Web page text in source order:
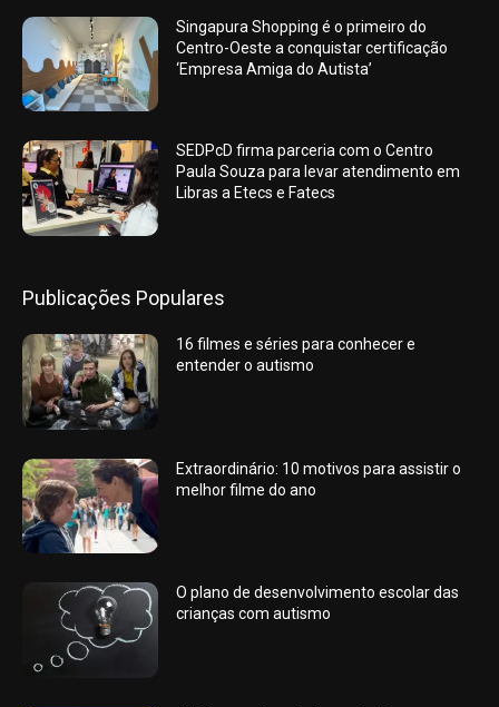
Singapura Shopping é o primeiro do
Centro-Oeste a conquistar certificação
‘Empresa Amiga do Autista’
SEDPcD firma parceria com o Centro
Paula Souza para levar atendimento em
Libras a Etecs e Fatecs
Publicações Populares
16 filmes e séries para conhecer e
entender o autismo
Extraordinário: 10 motivos para assistir o
melhor filme do ano
O plano de desenvolvimento escolar das
crianças com autismo